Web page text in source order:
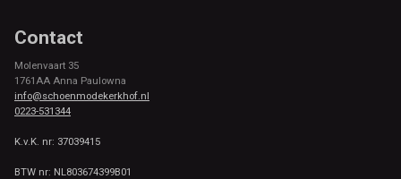
Contact
Molenvaart 35
1761AA Anna Paulowna
info@schoenmodekerkhof.nl
0223-531344
K.v.K. nr: 37039415
BTW nr: NL803674399B01